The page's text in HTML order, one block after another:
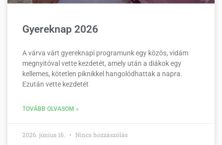
Gyereknap 2026
A várva várt gyereknapi programunk egy közös, vidám
megnyitóval vette kezdetét, amely után a diákok egy
kellemes, kötetlen piknikkel hangolódhattak a napra.
Ezután vette kezdetét
TOVÁBB OLVASOM »
2026. június 16. Nincs hozzászólás